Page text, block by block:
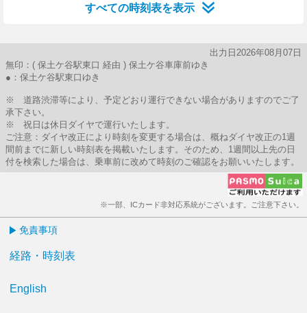
すべての時刻表を表示
出力日2026年08月07日
無印：( 保土ケ谷駅東口 経由 ) 保土ケ谷車庫前ゆき
●：保土ケ谷駅東口ゆき
※ 道路渋滞等により、予定どおり運行できない場合がありますのでご了
承下さい。
※ 祝日は休日ダイヤで運行いたします。
ご注意：ダイヤ改正により時刻を変更する場合は、概ねダイヤ改正の1週
間前までに新しい時刻表を掲載いたします。そのため、1週間以上先の日
付を検索した場合は、乗車前に改めて時刻のご確認をお願いいたします。
※一部、ICカード非対応系統がございます。ご注意下さい。
免責事項
経路・時刻表
English